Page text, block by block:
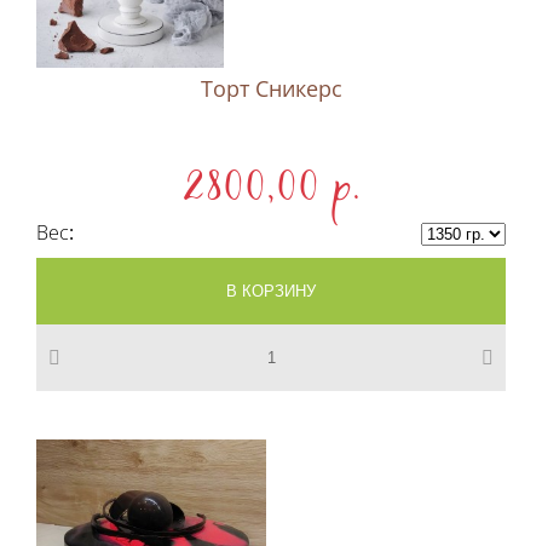
Торт Сникерс
2800,00 p.
Вес